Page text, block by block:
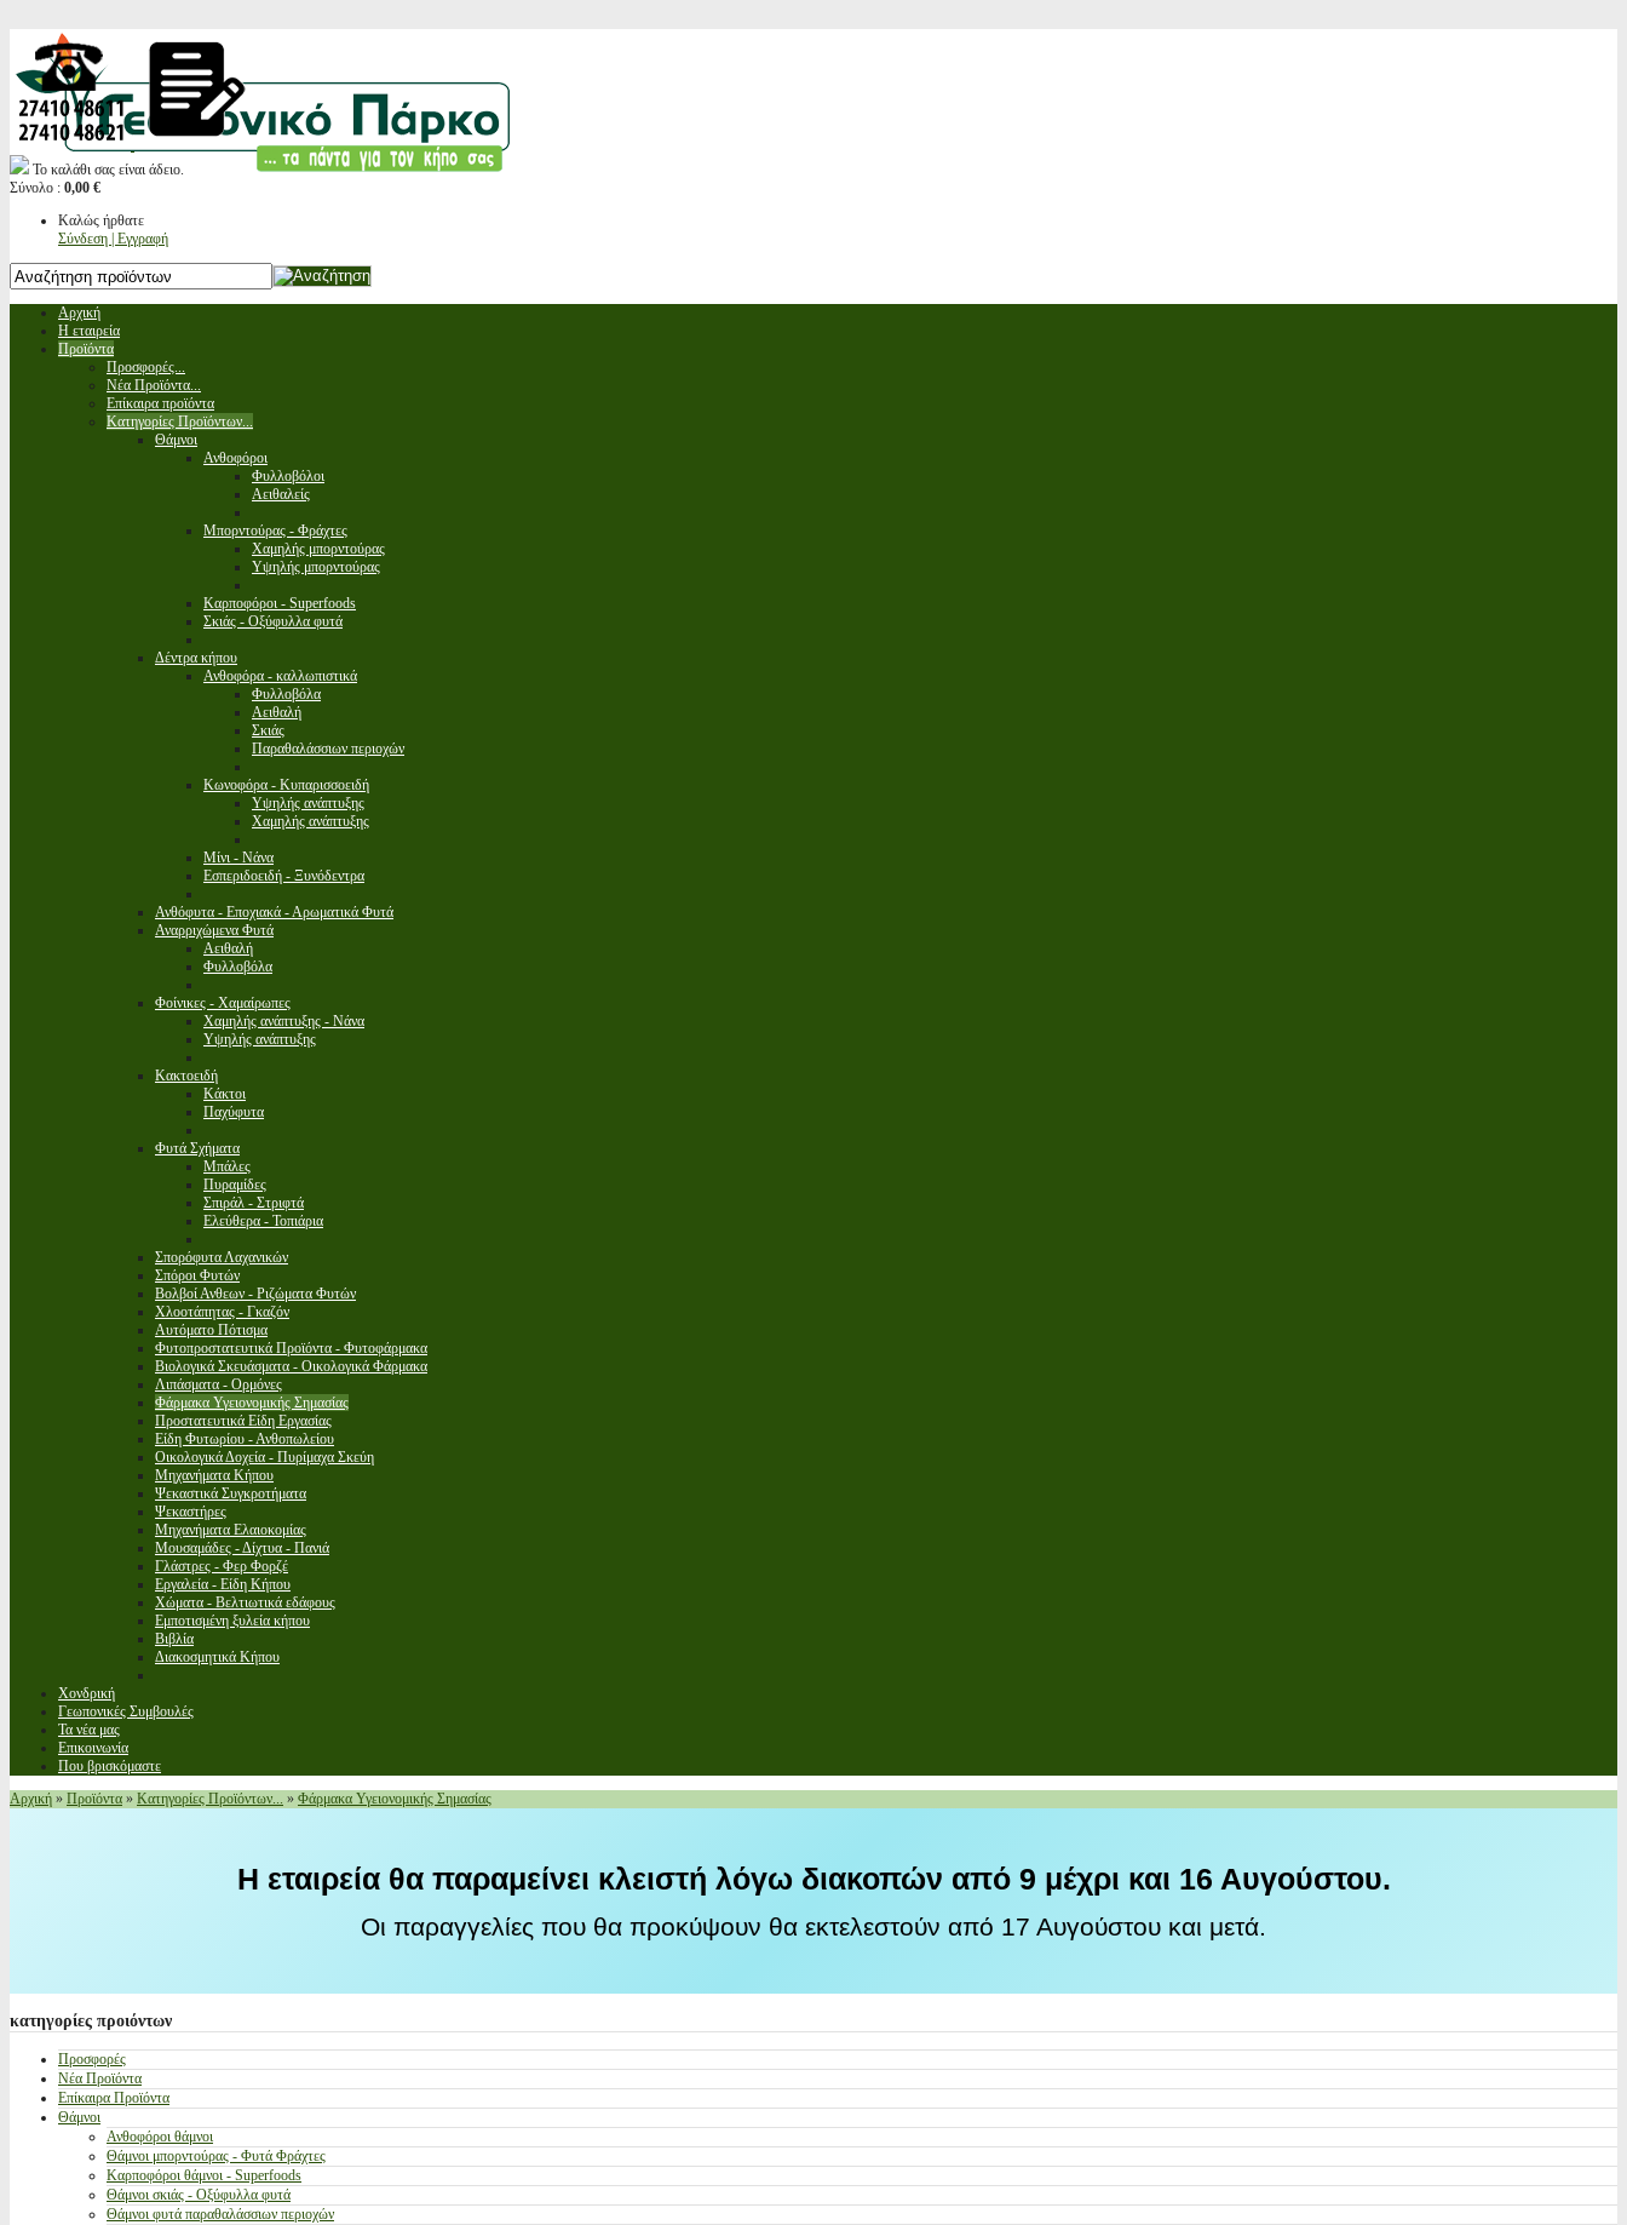
Το καλάθι σας είναι άδειο.
Σύνολο : 0,00 €
Καλώς ήρθατε
Σύνδεση | Εγγραφή
Αρχική
Η εταιρεία
Προϊόντα
Προσφορές...
Νέα Προϊόντα...
Επίκαιρα προϊόντα
Κατηγορίες Προϊόντων...
Θάμνοι
Ανθοφόροι
Φυλλοβόλοι
Αειθαλείς
Μπορντούρας - Φράχτες
Χαμηλής μπορντούρας
Υψηλής μπορντούρας
Καρποφόροι - Superfoods
Σκιάς - Οξύφυλλα φυτά
Δέντρα κήπου
Ανθοφόρα - καλλωπιστικά
Φυλλοβόλα
Αειθαλή
Σκιάς
Παραθαλάσσιων περιοχών
Κωνοφόρα - Κυπαρισσοειδή
Υψηλής ανάπτυξης
Χαμηλής ανάπτυξης
Μίνι - Νάνα
Εσπεριδοειδή - Ξυνόδεντρα
Ανθόφυτα - Εποχιακά - Αρωματικά Φυτά
Αναρριχώμενα Φυτά
Αειθαλή
Φυλλοβόλα
Φοίνικες - Χαμαίρωπες
Χαμηλής ανάπτυξης - Νάνα
Υψηλής ανάπτυξης
Κακτοειδή
Κάκτοι
Παχύφυτα
Φυτά Σχήματα
Μπάλες
Πυραμίδες
Σπιράλ - Στριφτά
Ελεύθερα - Τοπιάρια
Σπορόφυτα Λαχανικών
Σπόροι Φυτών
Βολβοί Ανθεων - Ριζώματα Φυτών
Χλοοτάπητας - Γκαζόν
Αυτόματο Πότισμα
Φυτοπροστατευτικά Προϊόντα - Φυτοφάρμακα
Βιολογικά Σκευάσματα - Οικολογικά Φάρμακα
Λιπάσματα - Ορμόνες
Φάρμακα Υγειονομικής Σημασίας
Προστατευτικά Είδη Εργασίας
Είδη Φυτωρίου - Ανθοπωλείου
Οικολογικά Δοχεία - Πυρίμαχα Σκεύη
Μηχανήματα Κήπου
Ψεκαστικά Συγκροτήματα
Ψεκαστήρες
Μηχανήματα Ελαιοκομίας
Μουσαμάδες - Δίχτυα - Πανιά
Γλάστρες - Φερ Φορζέ
Εργαλεία - Είδη Κήπου
Χώματα - Βελτιωτικά εδάφους
Εμποτισμένη ξυλεία κήπου
Βιβλία
Διακοσμητικά Κήπου
Χονδρική
Γεωπονικές Συμβουλές
Τα νέα μας
Επικοινωνία
Που βρισκόμαστε
Αρχική » Προϊόντα » Κατηγορίες Προϊόντων... » Φάρμακα Υγειονομικής Σημασίας
Η εταιρεία θα παραμείνει κλειστή λόγω διακοπών από 9 μέχρι και 16 Αυγούστου.
Οι παραγγελίες που θα προκύψουν θα εκτελεστούν από 17 Αυγούστου και μετά.
κατηγορίες προιόντων
Προσφορές
Νέα Προϊόντα
Επίκαιρα Προϊόντα
Θάμνοι
Ανθοφόροι θάμνοι
Θάμνοι μπορντούρας - Φυτά Φράχτες
Καρποφόροι θάμνοι - Superfoods
Θάμνοι σκιάς - Οξύφυλλα φυτά
Θάμνοι φυτά παραθαλάσσιων περιοχών